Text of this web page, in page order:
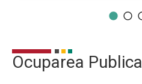
Ocuparea Publica